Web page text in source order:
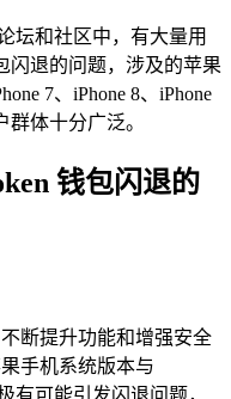
坛和社区中，有大量用
闪退的问题，涉及的苹果
7、iPhone 8、iPhone
体十分广泛。
钱包闪退的
断提升功能和增强安全
手机系统版本与
有可能引发闪退问题，